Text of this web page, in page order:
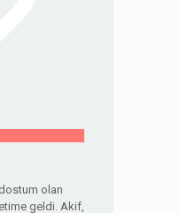
olan
geldi. Akif,